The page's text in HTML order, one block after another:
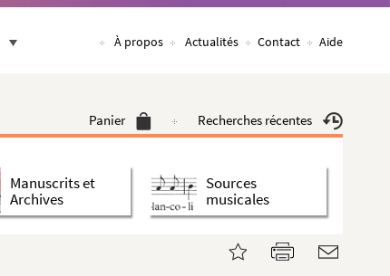
À propos Actualités Contact Aide
Panier Recherches récentes
Manuscrits et
Archives
Sources
musicales